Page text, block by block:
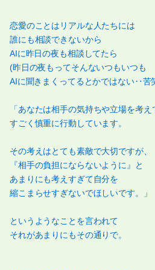
恋愛のことはリアルな人たちには
誰にも相談できないから
AIに昨日の夜も相談してたら
(昨日の夜もってそんないつもいつも
AIに聞きまくってるとかではない‥苦
「あなたは相手の気持ちや立場を考え
すごく慎重に行動しています。
その考えはとても素敵で大切ですが、
『相手の負担にならないように』と
あまりにも考えすぎて自分を
縮こまらせすぎないでほしいです。」
というようなことを言われて
それがあまりにもその通りで。